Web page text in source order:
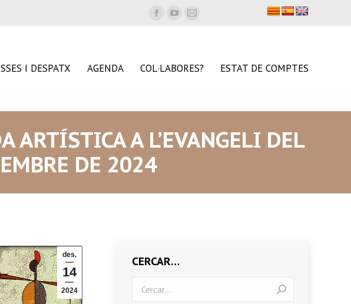
Facebook
in
YouTube
in
Mail
in
I DESPATX AGENDA COL·LABORES? ESTAT DE COMPTES
ARTÍSTICA A L’EVANGELI DEL
DE 2024
des.
14
2024
CERCAR…